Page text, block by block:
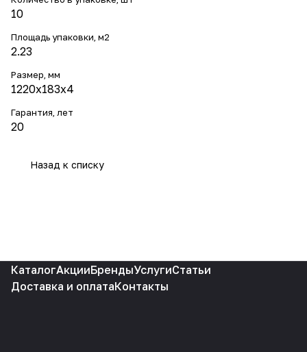
10
Площадь упаковки, м2
2.23
Размер, мм
1220х183х4
Гарантия, лет
20
Назад к списку
КаталогАкцииБрендыУслугиСтатьи
Доставка и оплатаКонтакты